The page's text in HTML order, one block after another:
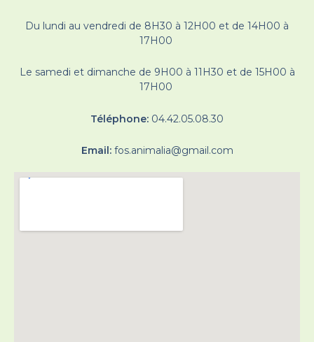
Du lundi au vendredi de 8H30 à 12H00 et de 14H00 à
17H00
Le samedi et dimanche de 9H00 à 11H30 et de 15H00 à
17H00
Téléphone: 04.42.05.08.30
Email: fos.animalia@gmail.com